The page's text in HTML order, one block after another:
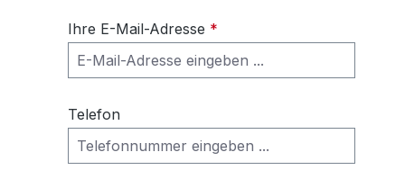
Ihre E-Mail-Adresse *
Telefon